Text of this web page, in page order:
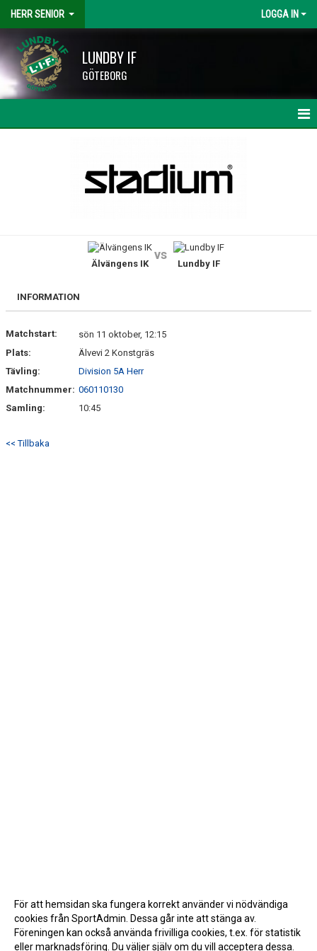
HERR SENIOR LOGGA IN
LUNDBY IF
GÖTEBORG
BILDGALLERI
KONTAKT
Älvängens IK
vs
Lundby IF
INFORMATION
Matchstart:
sön 11 oktober, 12:15
Plats:
Älvevi 2 Konstgräs
Tävling:
Division 5A Herr
Matchnummer: 060110130
Samling:
10:45
<< Tillbaka
För att hemsidan ska fungera korrekt använder vi nödvändiga
cookies från SportAdmin. Dessa går inte att stänga av.
Föreningen kan också använda frivilliga cookies, t.ex. för statistik
eller marknadsföring. Du väljer själv om du vill acceptera dessa.